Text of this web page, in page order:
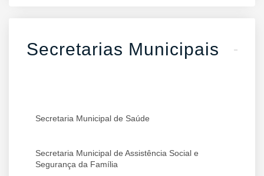
Secretarias Municipais
Secretaria Municipal de Saúde
Secretaria Municipal de Assistência Social e
Segurança da Família